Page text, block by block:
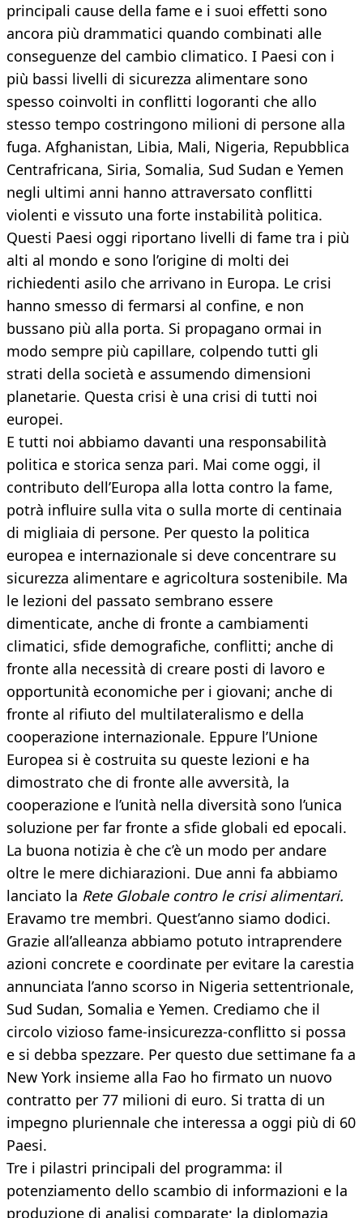
principali cause della fame e i suoi effetti sono
ancora più drammatici quando combinati alle
conseguenze del cambio climatico. I Paesi con i
più bassi livelli di sicurezza alimentare sono
spesso coinvolti in conflitti logoranti che allo
stesso tempo costringono milioni di persone alla
fuga. Afghanistan, Libia, Mali, Nigeria, Repubblica
Centrafricana, Siria, Somalia, Sud Sudan e Yemen
negli ultimi anni hanno attraversato conflitti
violenti e vissuto una forte instabilità politica.
Questi Paesi oggi riportano livelli di fame tra i più
alti al mondo e sono l’origine di molti dei
richiedenti asilo che arrivano in Europa. Le crisi
hanno smesso di fermarsi al confine, e non
bussano più alla porta. Si propagano ormai in
modo sempre più capillare, colpendo tutti gli
strati della società e assumendo dimensioni
planetarie. Questa crisi è una crisi di tutti noi
europei.
E tutti noi abbiamo davanti una responsabilità
politica e storica senza pari. Mai come oggi, il
contributo dell’Europa alla lotta contro la fame,
potrà influire sulla vita o sulla morte di centinaia
di migliaia di persone. Per questo la politica
europea e internazionale si deve concentrare su
sicurezza alimentare e agricoltura sostenibile. Ma
le lezioni del passato sembrano essere
dimenticate, anche di fronte a cambiamenti
climatici, sfide demografiche, conflitti; anche di
fronte alla necessità di creare posti di lavoro e
opportunità economiche per i giovani; anche di
fronte al rifiuto del multilateralismo e della
cooperazione internazionale. Eppure l’Unione
Europea si è costruita su queste lezioni e ha
dimostrato che di fronte alle avversità, la
cooperazione e l’unità nella diversità sono l’unica
soluzione per far fronte a sfide globali ed epocali.
La buona notizia è che c’è un modo per andare
oltre le mere dichiarazioni. Due anni fa abbiamo
lanciato la Rete Globale contro le crisi alimentari.
Eravamo tre membri. Quest’anno siamo dodici.
Grazie all’alleanza abbiamo potuto intraprendere
azioni concrete e coordinate per evitare la carestia
annunciata l’anno scorso in Nigeria settentrionale,
Sud Sudan, Somalia e Yemen. Crediamo che il
circolo vizioso fame-insicurezza-conflitto si possa
e si debba spezzare. Per questo due settimane fa a
New York insieme alla Fao ho firmato un nuovo
contratto per 77 milioni di euro. Si tratta di un
impegno pluriennale che interessa a oggi più di 60
Paesi.
Tre i pilastri principali del programma: il
potenziamento dello scambio di informazioni e la
produzione di analisi comparate; la diplomazia